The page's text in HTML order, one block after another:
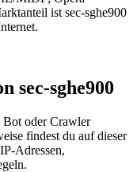
ist sec-sghe900
sec-sghe900
Bot oder Crawler
findest du auf dieser
Adressen,